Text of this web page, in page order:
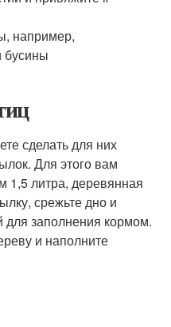
например,
бусины
сделать для них
Для этого вам
1,5 литра, деревянная
срежьте дно и
для заполнения кормом.
и наполните